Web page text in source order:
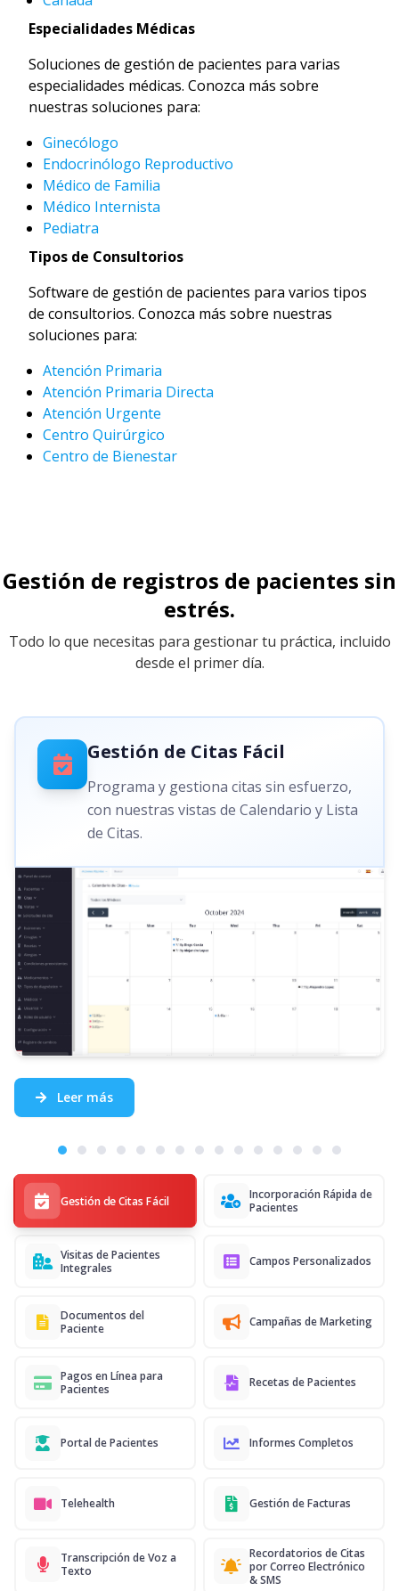
Especialidades Médicas
Soluciones de gestión de pacientes para varias
especialidades médicas. Conozca más sobre
nuestras soluciones para:
Ginecólogo
Endocrinólogo Reproductivo
Médico de Familia
Médico Internista
Pediatra
Tipos de Consultorios
Software de gestión de pacientes para varios tipos
de consultorios. Conozca más sobre nuestras
soluciones para:
Atención Primaria
Atención Primaria Directa
Atención Urgente
Centro Quirúrgico
Centro de Bienestar
Gestión de registros de pacientes sin
estrés.
Todo lo que necesitas para gestionar tu práctica, incluido
desde el primer día.
Gestión de Citas Fácil
Incorporación Rápida de
Pacientes
Visitas de Pacientes
Integrales
Campos Personalizados
Documentos del
Paciente
Campañas de Marketing
Pagos en Línea para
Pacientes
Recetas de Pacientes
Portal de Pacientes Informes Completos
Telehealth Gestión de Facturas
Transcripción de Voz a
Texto
Recordatorios de Citas
por Correo Electrónico
& SMS
Gestión de Citas Fácil
Programa y gestiona citas sin esfuerzo,
con nuestras vistas de Calendario y Lista
de Citas.
Leer más